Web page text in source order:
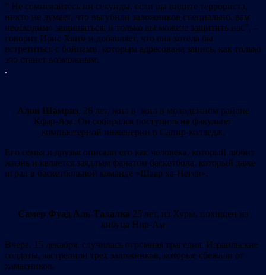
” Не сомневайтесь ни секунды, если вы видите террориста,
никто не думает, что вы убили заложников специально, вам
необходимо защищаться, и только вы можете защитить нас”, –
говорит Ирис Хаим и добавляет, что она хотела бы
встретиться с бойцами, которым адресована запись, как только
это станет возможным.
.
Алон Шамриз, 26 лет, жил в жил в молодежном районе
Кфар-Аза. Он собирался поступить на факультет
компьютерной инженерии в Сапир-колледж.
Его семья и друзья описали его как человека, который любит
жизнь и является заядлым фанатом баскетбола, который даже
играл в баскетбольной команде «Шаар ха-Негев».
Самер Фуад Аль-Талалка 25 лет, из Хуры, похищен из
кибуца Нир-Ам
Вчера, 15 декабря. случилась огромная трагедия. Израильские
солдаты, застрелили трех заложников, которые сбежали от
хамасников.